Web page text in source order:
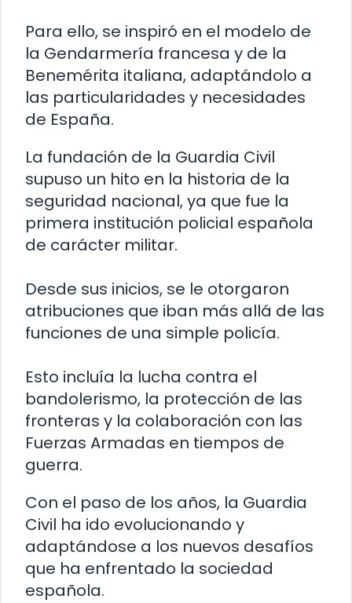
Para ello, se inspiró en el modelo de
la Gendarmería francesa y de la
Benemérita italiana, adaptándolo a
las particularidades y necesidades
de España.
La fundación de la Guardia Civil
supuso un hito en la historia de la
seguridad nacional, ya que fue la
primera institución policial española
de carácter militar.
Desde sus inicios, se le otorgaron
atribuciones que iban más allá de las
funciones de una simple policía.
Esto incluía la lucha contra el
bandolerismo, la protección de las
fronteras y la colaboración con las
Fuerzas Armadas en tiempos de
guerra.
Con el paso de los años, la Guardia
Civil ha ido evolucionando y
adaptándose a los nuevos desafíos
que ha enfrentado la sociedad
española.